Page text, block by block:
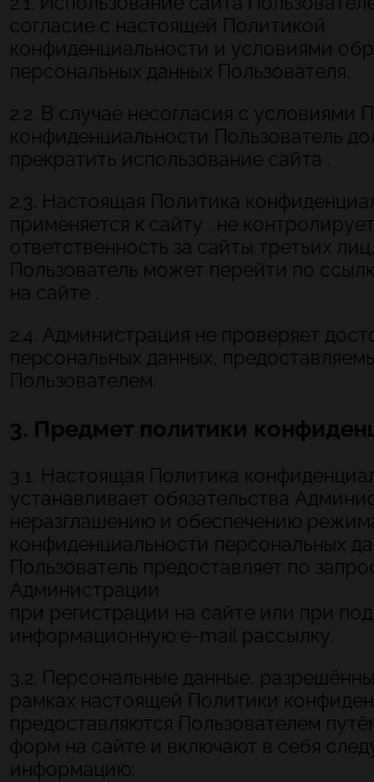
согласие с настоящей Политикой
конфиденциальности и условиями
персональных данных Пользователя.
2.2. В случае несогласия с условиями
конфиденциальности Пользователь
прекратить использование сайта .
2.3. Настоящая Политика
применяется к сайту . не
ответственность за сайты третьих
Пользователь может перейти по
на сайте .
2.4. Администрация не проверяет
персональных данных,
Пользователем.
3. Предмет политики
3.1. Настоящая Политика
устанавливает обязательства
неразглашению и обеспечению
конфиденциальности персональных
Пользователь предоставляет по
Администрации
при регистрации на сайте или при
информационную e-mail рассылку.
3.2. Персональные данные,
рамках настоящей Политики
предоставляются Пользователем
форм на сайте и включают в себя
информацию: